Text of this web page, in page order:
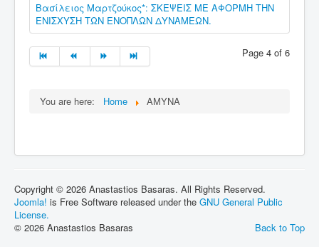
Βασίλειος Μαρτζούκος*: ΣΚΕΨΕΙΣ ΜΕ ΑΦΟΡΜΗ ΤΗΝ
ΕΝΙΣΧΥΣΗ ΤΩΝ ΕΝΟΠΛΩΝ ΔΥΝΑΜΕΩΝ.
Page 4 of 6
You are here: Home ΑΜΥΝΑ
Copyright © 2026 Anastastios Basaras. All Rights Reserved.
Joomla! is Free Software released under the GNU General Public
License.
Back to Top
© 2026 Anastastios Basaras